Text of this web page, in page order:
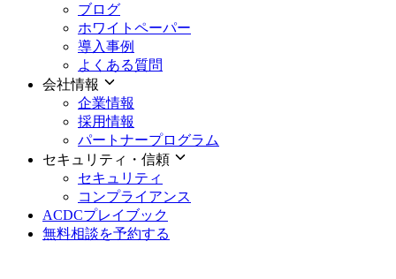
ブログ
ホワイトペーパー
導入事例
よくある質問
会社情報
企業情報
採用情報
パートナープログラム
セキュリティ・信頼
セキュリティ
コンプライアンス
ACDCプレイブック
無料相談を予約する